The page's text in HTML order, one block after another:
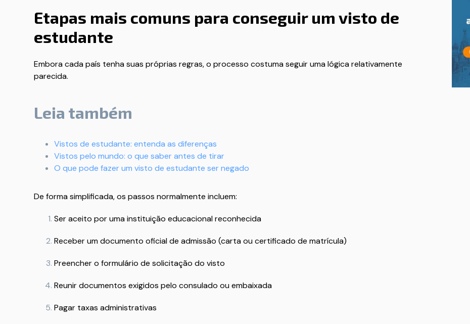
Etapas mais comuns para conseguir um visto de
estudante
Embora cada país tenha suas próprias regras, o processo costuma seguir uma lógica relativamente
parecida.
Leia também
Vistos de estudante: entenda as diferenças
Vistos pelo mundo: o que saber antes de tirar
O que pode fazer um visto de estudante ser negado
De forma simplificada, os passos normalmente incluem:
Ser aceito por uma instituição educacional reconhecida
Receber um documento oficial de admissão (carta ou certificado de matrícula)
Preencher o formulário de solicitação do visto
Reunir documentos exigidos pelo consulado ou embaixada
Pagar taxas administrativas